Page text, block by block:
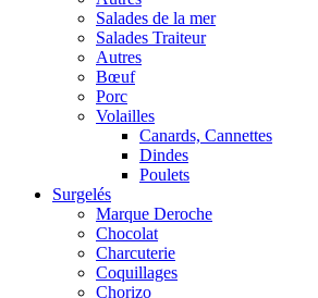
Salades de la mer
Salades Traiteur
Autres
Bœuf
Porc
Volailles
Canards, Cannettes
Dindes
Poulets
Surgelés
Marque Deroche
Chocolat
Charcuterie
Coquillages
Chorizo